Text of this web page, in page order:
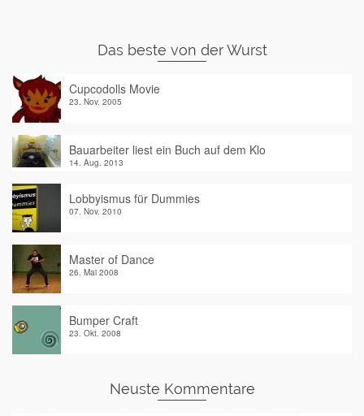
Das beste von der Wurst
Cupcodolls Movie
23. Nov. 2005
Bauarbeiter liest ein Buch auf dem Klo
14. Aug. 2013
Lobbyismus für Dummies
07. Nov. 2010
Master of Dance
26. Mai 2008
Bumper Craft
23. Okt. 2008
Neuste Kommentare